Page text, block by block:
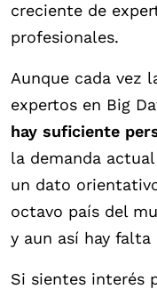
creciente de
profesionales.
Aunque cada vez
expertos en Big
hay suficiente
la demanda
un dato
octavo país del
y aun así hay falta
Si sientes interés